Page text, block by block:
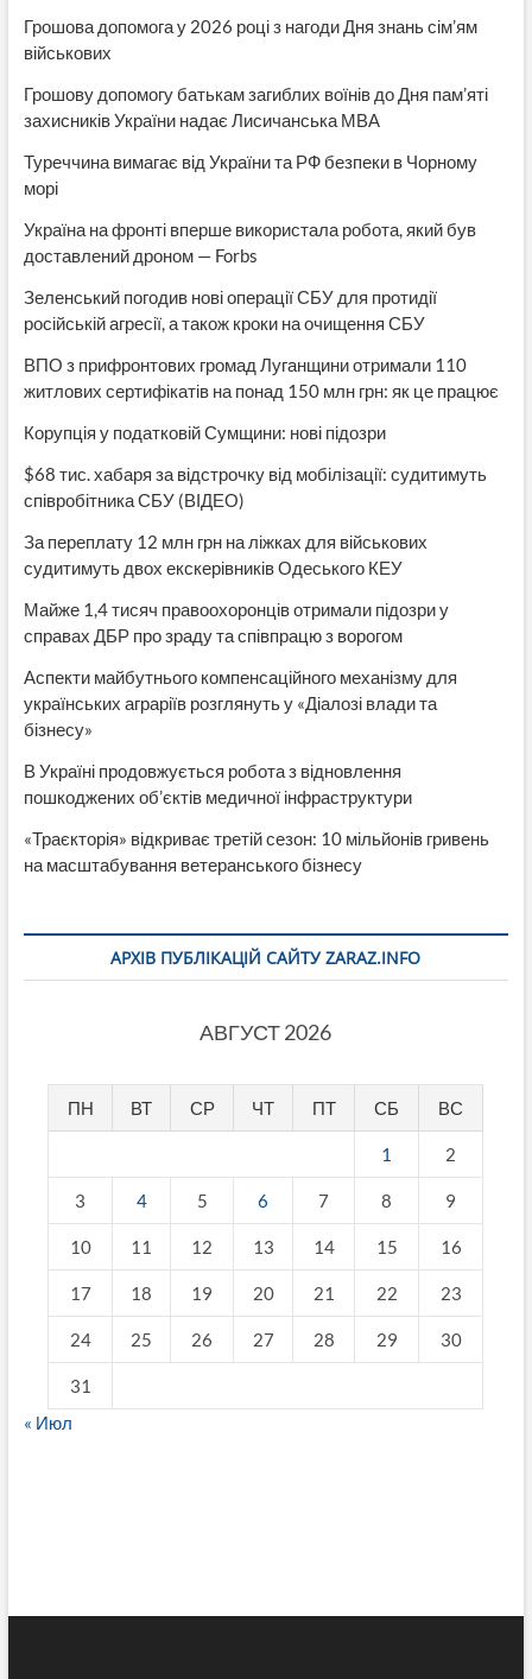
Грошова допомога у 2026 році з нагоди Дня знань сім’ям
військових
Грошову допомогу батькам загиблих воїнів до Дня пам’яті
захисників України надає Лисичанська МВА
Туреччина вимагає від України та РФ безпеки в Чорному
морі
Україна на фронті вперше використала робота, який був
доставлений дроном — Forbs
Зеленський погодив нові операції СБУ для протидії
російській агресії, а також кроки на очищення СБУ
ВПО з прифронтових громад Луганщини отримали 110
житлових сертифікатів на понад 150 млн грн: як це працює
Корупція у податковій Сумщини: нові підозри
$68 тис. хабаря за відстрочку від мобілізації: судитимуть
співробітника СБУ (ВІДЕО)
За переплату 12 млн грн на ліжках для військових
судитимуть двох екскерівників Одеського КЕУ
Майже 1,4 тисяч правоохоронців отримали підозри у
справах ДБР про зраду та співпрацю з ворогом
Аспекти майбутнього компенсаційного механізму для
українських аграріїв розглянуть у «Діалозі влади та
бізнесу»
В Україні продовжується робота з відновлення
пошкоджених об’єктів медичної інфраструктури
«Траєкторія» відкриває третій сезон: 10 мільйонів гривень
на масштабування ветеранського бізнесу
АРХІВ ПУБЛІКАЦІЙ САЙТУ ZARAZ.INFO
АВГУСТ 2026
ПН ВТ СР ЧТ ПТ СБ ВС
1 2
3 4 5 6 7 8 9
10 11 12 13 14 15 16
17 18 19 20 21 22 23
24 25 26 27 28 29 30
31
« Июл